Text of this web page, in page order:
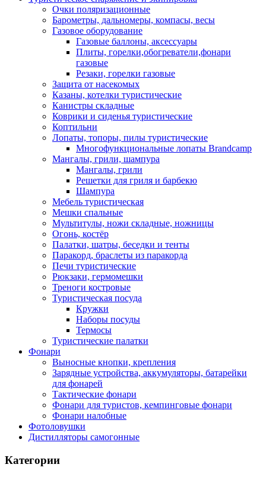
Очки поляризационные
Барометры, дальномеры, компасы, весы
Газовое оборудование
Газовые баллоны, аксессуары
Плиты, горелки,обогреватели,фонари
газовые
Резаки, горелки газовые
Защита от насекомых
Казаны, котелки туристические
Канистры складные
Коврики и сиденья туристические
Коптильни
Лопаты, топоры, пилы туристические
Многофункциональные лопаты Brandcamp
Мангалы, грили, шампура
Мангалы, грили
Решетки для гриля и барбекю
Шампура
Мебель туристическая
Мешки спальные
Мультитулы, ножи складные, ножницы
Огонь, костёр
Палатки, шатры, беседки и тенты
Паракорд, браслеты из паракорда
Печи туристические
Рюкзаки, гермомешки
Треноги костровые
Туристическая посуда
Кружки
Наборы посуды
Термосы
Туристические палатки
Фонари
Выносные кнопки, крепления
Зарядные устройства, аккумуляторы, батарейки
для фонарей
Тактические фонари
Фонари для туристов, кемпинговые фонари
Фонари налобные
Фотоловушки
Дистилляторы самогонные
Категории